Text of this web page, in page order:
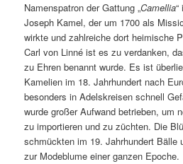
Namenspatron der Gattung „Camellia
Joseph Kamel, der um 1700 als
wirkte und zahlreiche dort heimische
Carl von Linné ist es zu verdanken,
zu Ehren benannt wurde. Es ist
Kamelien im 18. Jahrhundert nach
besonders in Adelskreisen schnell
wurde großer Aufwand betrieben, um
zu importieren und zu züchten. Die
schmückten im 19. Jahrhundert Bälle
zur Modeblume einer ganzen Epoche.